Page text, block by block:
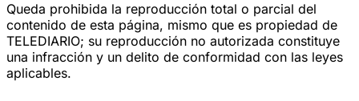
Queda prohibida la reproducción total o parcial del
contenido de esta página, mismo que es propiedad de
TELEDIARIO; su reproducción no autorizada constituye
una infracción y un delito de conformidad con las leyes
aplicables.